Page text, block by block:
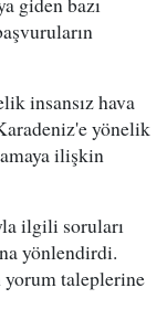
insansız hava
yönelik
ilişkin
ilgili soruları
yönlendirdi.
yorum taleplerine